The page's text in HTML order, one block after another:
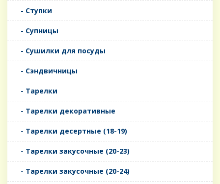
- Ступки
- Супницы
- Сушилки для посуды
- Сэндвичницы
- Тарелки
- Тарелки декоративные
- Тарелки десертные (18-19)
- Тарелки закусочные (20-23)
- Тарелки закусочные (20-24)